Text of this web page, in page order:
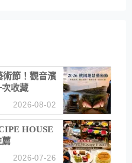
術節！觀音濱
收藏
2026-08-02
HOUSE
薦
2026-07-26